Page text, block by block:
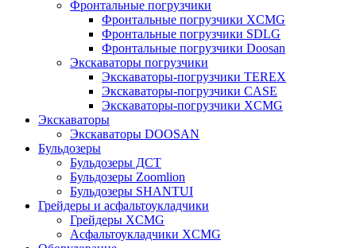
Фронтальные погрузчики
Фронтальные погрузчики XCMG
Фронтальные погрузчики SDLG
Фронтальные погрузчики Doosan
Экскаваторы погрузчики
Экскаваторы-погрузчики TEREX
Экскаваторы-погрузчики CASE
Экскаваторы-погрузчики XCMG
Экскаваторы
Экскаваторы DOOSAN
Бульдозеры
Бульдозеры ДСТ
Бульдозеры Zoomlion
Бульдозеры SHANTUI
Грейдеры и асфальтоукладчики
Грейдеры XCMG
Асфальтоукладчики XCMG